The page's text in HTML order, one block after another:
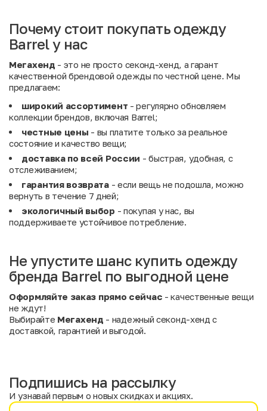
Почему стоит покупать одежду
Barrel у нас
Мегахенд - это не просто секонд-хенд, а гарант
качественной брендовой одежды по честной цене. Мы
предлагаем:
широкий ассортимент - регулярно обновляем
коллекции брендов, включая Barrel;
честные цены - вы платите только за реальное
состояние и качество вещи;
доставка по всей России - быстрая, удобная, с
отслеживанием;
гарантия возврата- если вещь не подошла, можно
вернуть в течение 7 дней;
экологичный выбор - покупая у нас, вы
поддерживаете устойчивое потребление.
Не упустите шанс купить одежду
бренда Barrel по выгодной цене
Оформляйте заказ прямо сейчас - качественные вещи
не ждут!
Выбирайте Мегахенд - надежный секонд-хенд с
доставкой, гарантией и выгодой.
Подпишись на рассылку
И узнавай первым о новых скидках и акциях.